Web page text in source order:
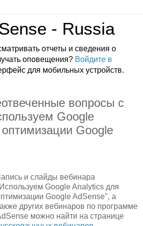
- Russia
отчеты и сведения о
оповещения? Войдите в
для мобильных устройств.
вопросы с
Google
Google
и слайды вебинара
Google Analytics для
Google AdSense", а
других вебинаров по программе
можно найти на странице